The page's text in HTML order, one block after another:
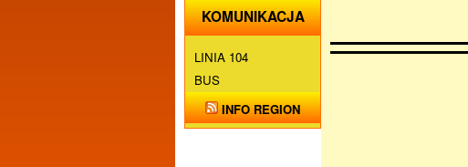
KOMUNIKACJA
LINIA 104
BUS
INFO REGION